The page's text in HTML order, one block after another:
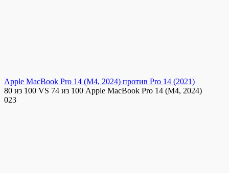
Apple MacBook Pro 14 (M4, 2024) против Pro 14 (2021)
80 из 100 VS 74 из 100 Apple MacBook Pro 14 (M4, 2024)
023